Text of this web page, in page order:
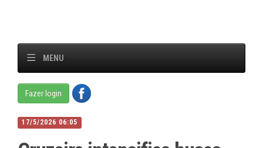
MENU
Fazer login
17/5/2026 06:05